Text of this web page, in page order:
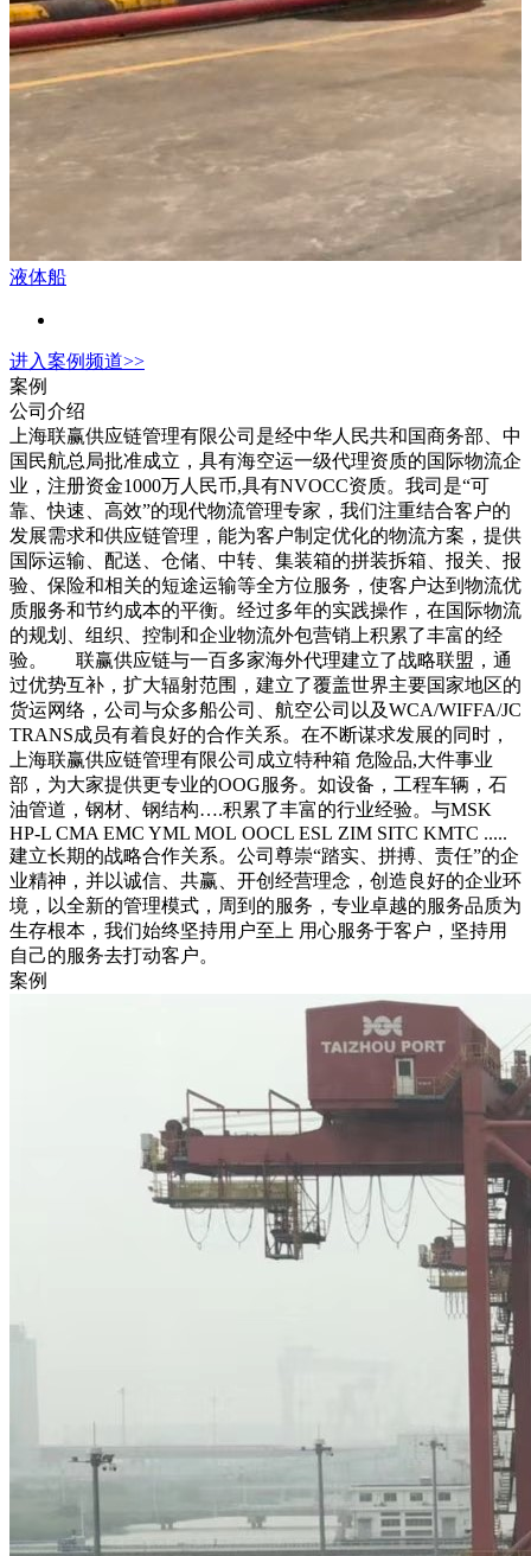
液体船
进入案例频道>>
案例
公司介绍
上海联赢供应链管理有限公司是经中华人民共和国商务部、中
国民航总局批准成立，具有海空运一级代理资质的国际物流企
业，注册资金1000万人民币,具有NVOCC资质。我司是“可
靠、快速、高效”的现代物流管理专家，我们注重结合客户的
发展需求和供应链管理，能为客户制定优化的物流方案，提供
国际运输、配送、仓储、中转、集装箱的拼装拆箱、报关、报
验、保险和相关的短途运输等全方位服务，使客户达到物流优
质服务和节约成本的平衡。经过多年的实践操作，在国际物流
的规划、组织、控制和企业物流外包营销上积累了丰富的经
验。 联赢供应链与一百多家海外代理建立了战略联盟，通
过优势互补，扩大辐射范围，建立了覆盖世界主要国家地区的
货运网络，公司与众多船公司、航空公司以及WCA/WIFFA/JC
TRANS成员有着良好的合作关系。在不断谋求发展的同时，
上海联赢供应链管理有限公司成立特种箱 危险品,大件事业
部，为大家提供更专业的OOG服务。如设备，工程车辆，石
油管道，钢材、钢结构….积累了丰富的行业经验。与MSK
HP-L CMA EMC YML MOL OOCL ESL ZIM SITC KMTC .....
建立长期的战略合作关系。公司尊崇“踏实、拼搏、责任”的企
业精神，并以诚信、共赢、开创经营理念，创造良好的企业环
境，以全新的管理模式，周到的服务，专业卓越的服务品质为
生存根本，我们始终坚持用户至上 用心服务于客户，坚持用
自己的服务去打动客户。
案例